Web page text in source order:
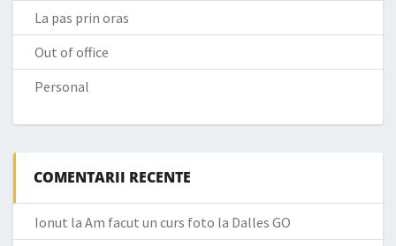
La pas prin oras
Out of office
Personal
COMENTARII RECENTE
Ionut la Am facut un curs foto la Dalles GO